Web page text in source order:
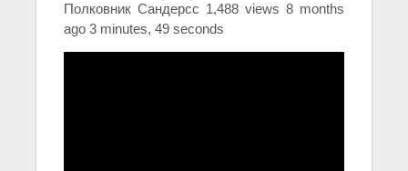
Полковник Сандерсс 1,488 views 8 months
ago 3 minutes, 49 seconds